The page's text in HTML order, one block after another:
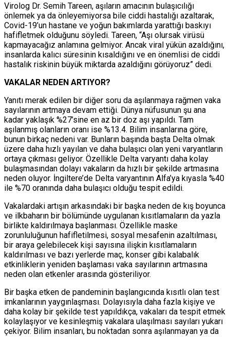
Virolog Dr. Semih Tareen, aşıların amacının bulaşıcılığı
önlemek ya da önleyemiyorsa bile ciddi hastalığı azaltarak,
Covid-19’un hastane ve yoğun bakımlarda yarattığı baskıyı
hafifletmek olduğunu söyledi. Tareen, “Aşı olursak virüsü
kapmayacağız anlamına gelmiyor. Ancak viral yükün azaldığını,
insanlarda kalıcı süresinin kısaldığını ve en önemlisi de ciddi
hastalık riskinin büyük miktarda azaldığını görüyoruz” dedi.
VAKALAR NEDEN ARTIYOR?
Yanıtı merak edilen bir diğer soru da aşılanmaya rağmen vaka
sayılarının artmaya devam ettiği. Dünya nüfusunun şu ana
kadar yaklaşık %27’sine en az bir doz aşı yapıldı. Tam
aşılanmış olanların oranı ise %13.4. Bilim insanlarına göre,
bunun birkaç nedeni var. Bunların başında başta Delta olmak
üzere daha hızlı yayılan ve daha bulaşıcı olan yeni varyantların
ortaya çıkması geliyor. Özellikle Delta varyantı daha kolay
bulaşmasından dolayı vakaların da hızlı bir şekilde artmasına
neden oluyor. İngiltere’de Delta varyantının Alfa’ya kıyasla %40
ile %70 oranında daha bulaşıcı olduğu tespit edildi.
Vakalardaki artışın arkasındaki bir başka neden de kış boyunca
ve ilkbaharın bir bölümünde uygulanan kısıtlamaların da yazla
birlikte kaldırılmaya başlanması. Özellikle maske
zorunluluğunun hafifletilmesi, sosyal mesafenin azaltılması,
bir araya gelebilecek kişi sayısına ilişkin kısıtlamaların
kaldırılması ve bazı yerlerde maç, konser gibi kalabalık
etkinliklerin yeniden başlaması vaka sayılarının artmasına
neden olan etkenler arasında gösteriliyor.
Bir başka etken de pandeminin başlangıcında kısıtlı olan test
imkanlarının yaygınlaşması. Dolayısıyla daha fazla kişiye ve
daha kolay bir şekilde test yapıldıkça, vakaları da tespit etmek
kolaylaşıyor ve kesinleşmiş vakalara ulaşılması sayıları yukarı
çekiyor. Bilim insanları, bu noktadan sonra aşılanmayan ya da